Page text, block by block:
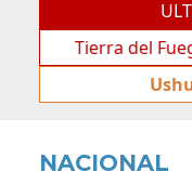
Tierra del Fuego
NACIONAL